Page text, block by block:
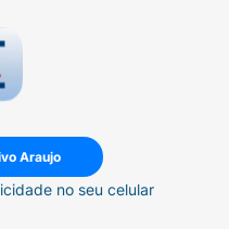
Araujo
no seu celular